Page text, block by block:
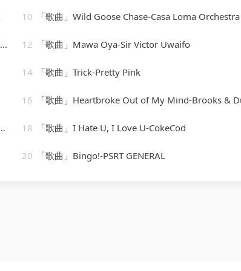
10 「歌曲」Wild Goose Chase-Casa Loma Orchestra
12 「歌曲」Mawa Oya-Sir Victor Uwaifo
14 「歌曲」Trick-Pretty Pink
16 「歌曲」Heartbroke Out of My Mind-Brooks &
18 「歌曲」I Hate U, I Love U-CokeCod
20 「歌曲」Bingo!-PSRT GENERAL